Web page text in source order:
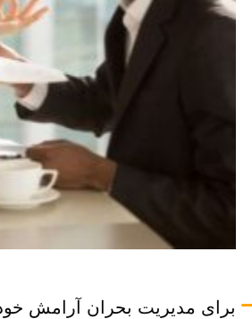
برای مدیریت بحران آرامش